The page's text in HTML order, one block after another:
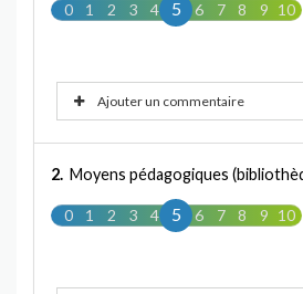
5
0 1 2 3 4 5 6 7 8 9 10
Ajouter un commentaire
2. Moyens pédagogiques
5
0 1 2 3 4 5 6 7 8 9 10